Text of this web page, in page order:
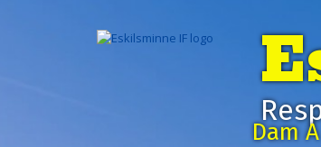
Dam A